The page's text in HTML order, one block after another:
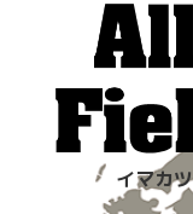
イマカ